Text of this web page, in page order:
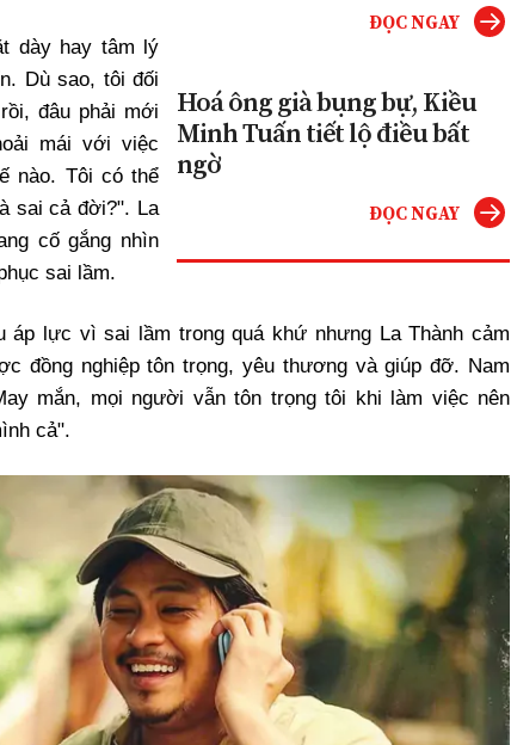
ĐỌC NGAY
Hoá ông già bụng bự, Kiều
Minh Tuấn tiết lộ điều bất
ngờ
ĐỌC NGAY
dày hay tâm lý
Dù sao, tôi đối
đâu phải mới
mái với việc
nào. Tôi có thể
sai cả đời?". La
cố gắng nhìn
sai lầm.
áp lực vì sai lầm trong quá khứ nhưng La Thành cảm
đồng nghiệp tôn trọng, yêu thương và giúp đỡ. Nam
mắn, mọi người vẫn tôn trọng tôi khi làm việc nên
cả".